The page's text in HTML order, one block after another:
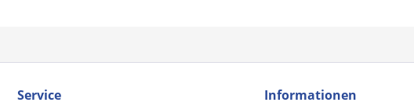
Service Informationen